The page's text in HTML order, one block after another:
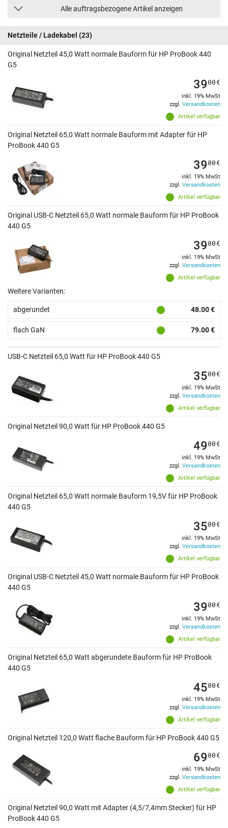
Alle auftragsbezogene Artikel anzeigen
Netzteile / Ladekabel (23)
Original Netzteil 45,0 Watt normale Bauform für HP ProBook 440
G5
Artikel verfügbar
3900€
inkl. 19% MwSt
zzgl. Versandkosten
Original Netzteil 65,0 Watt normale Bauform mit Adapter für HP
ProBook 440 G5
Artikel verfügbar
3900€
inkl. 19% MwSt
zzgl. Versandkosten
Original USB-C Netzteil 65,0 Watt normale Bauform für HP ProBook
440 G5
Artikel verfügbar
3900€
inkl. 19% MwSt
zzgl. Versandkosten
Weitere Varianten:
abgerundet 48.00 €
flach GaN 79.00 €
USB-C Netzteil 65,0 Watt für HP ProBook 440 G5
Artikel verfügbar
3500€
inkl. 19% MwSt
zzgl. Versandkosten
Original Netzteil 90,0 Watt für HP ProBook 440 G5
Artikel verfügbar
4900€
inkl. 19% MwSt
zzgl. Versandkosten
Original Netzteil 65,0 Watt normale Bauform 19,5V für HP ProBook
440 G5
Artikel verfügbar
3500€
inkl. 19% MwSt
zzgl. Versandkosten
Original USB-C Netzteil 45,0 Watt normale Bauform für HP ProBook
440 G5
Artikel verfügbar
3900€
inkl. 19% MwSt
zzgl. Versandkosten
Original Netzteil 65,0 Watt abgerundete Bauform für HP ProBook
440 G5
Artikel verfügbar
4500€
inkl. 19% MwSt
zzgl. Versandkosten
Original Netzteil 120,0 Watt flache Bauform für HP ProBook 440 G5
Artikel verfügbar
6900€
inkl. 19% MwSt
zzgl. Versandkosten
Original Netzteil 90,0 Watt mit Adapter (4,5/7,4mm Stecker) für HP
ProBook 440 G5